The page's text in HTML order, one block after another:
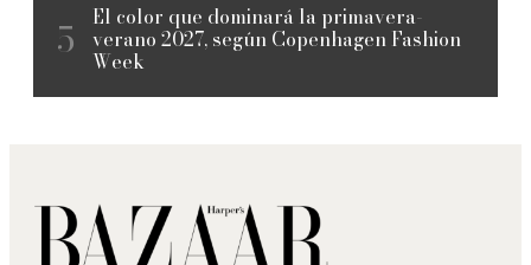
El color que dominará la primavera-
verano 2027, según Copenhagen Fashion
Week